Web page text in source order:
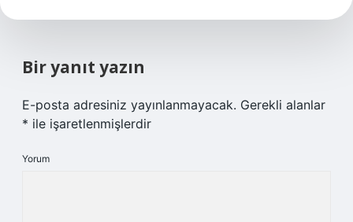
Bir yanıt yazın
E-posta adresiniz yayınlanmayacak. Gerekli alanlar
* ile işaretlenmişlerdir
Yorum